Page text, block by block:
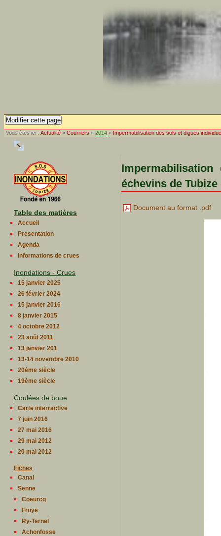
Modifier cette page
Vous êtes ici : Actualité » Courriers » 2014 » Impermabilisation des sols et digues
Table des matières
Accueil
Presentation
Agenda
Informations de crues
Inondations - Crues
15 janvier 2025
26 février 2024
15 janvier 2016
8 janvier 2015
4 octobre 2012
23 août 2011
13 janvier 201
13-14 novembre 2010
20ème siècle
19ème siècle
Coulées de boue
Carte interractive
7 juin 2016
27 mai 2016
29 mai 2012
20 mai 2012
Fiches
Canal
Senne
Coeurcq
Froye
Ry-Ternel
Achonfosse
échevins de Tubize
Document au format .pdf